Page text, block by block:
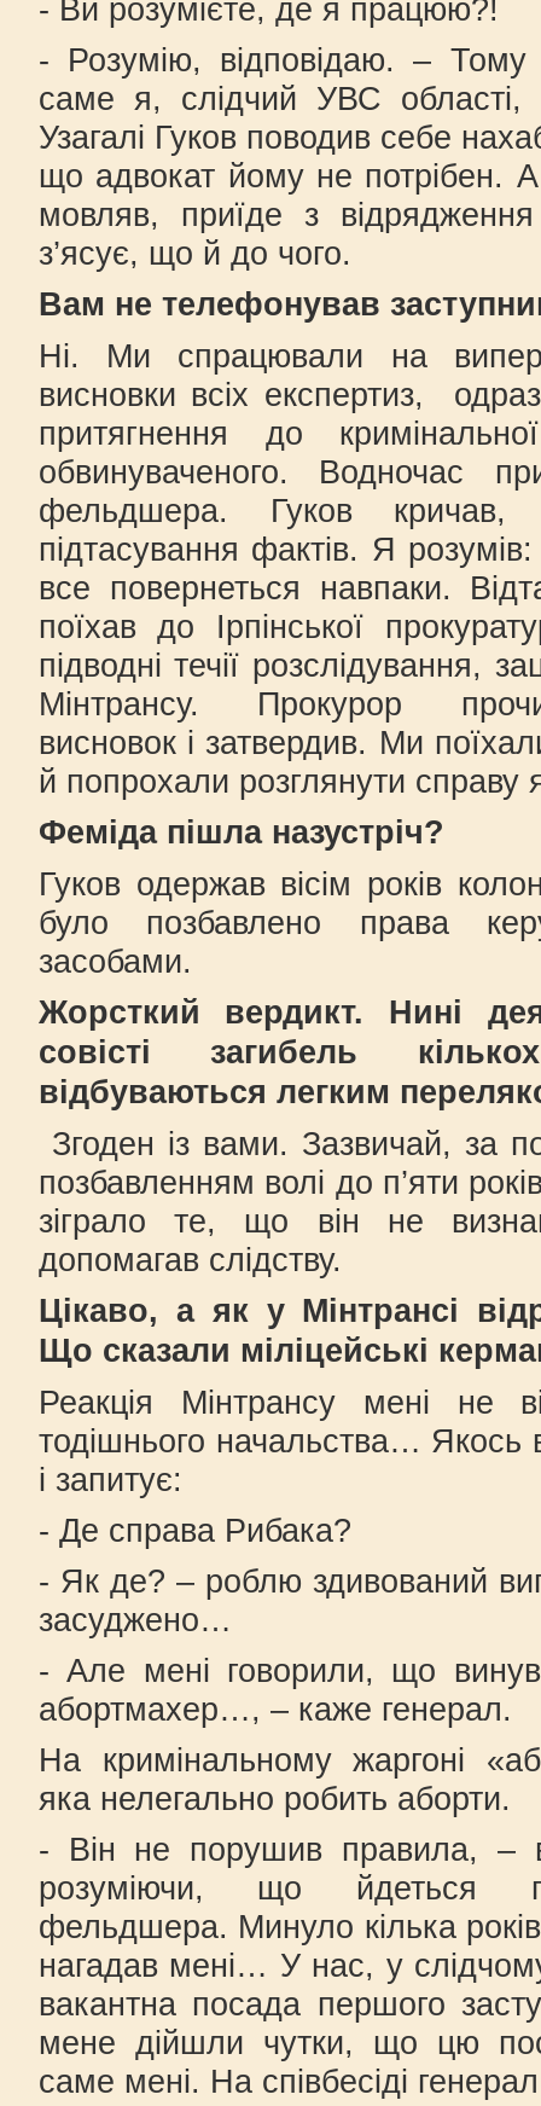
- Ви розумієте, де я працюю?!
- Розумію, відповідаю. – Тому
саме я, слідчий УВС області,
Узагалі Гуков поводив себе
що адвокат йому не потрібен.
мовляв, приїде з відрядження
з’ясує, що й до чого.
Вам не телефонував
Ні. Ми спрацювали на
висновки всіх експертиз,
притягнення до
обвинуваченого. Водночас
фельдшера. Гуков
підтасування фактів. Я
все повернеться навпаки.
поїхав до Ірпінської
підводні течії розслідування,
Мінтрансу. Прокурор
висновок і затвердив. Ми
й попрохали розглянути
Феміда пішла назустріч?
Гуков одержав вісім років
було позбавлено права
засобами.
Жорсткий вердикт. Нині
совісті загибель
відбуваються легким
Згоден із вами. Зазвичай, за
позбавленням волі до п’яти
зіграло те, що він не
допомагав слідству.
Цікаво, а як у Мінтрансі
Що сказали міліцейські
Реакція Мінтрансу мені
тодішнього начальства… Якось
і запитує:
- Де справа Рибака?
- Як де? – роблю здивований
засуджено…
- Але мені говорили, що
абортмахер…, – каже генерал.
На кримінальному жаргоні
яка нелегально робить аборти.
- Він не порушив правила, –
розуміючи, що йдеться
фельдшера. Минуло кілька
нагадав мені… У нас, у
вакантна посада першого
мене дійшли чутки, що цю
саме мені. На співбесіді